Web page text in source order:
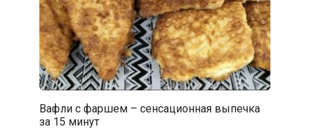
Вафли с фаршем – сенсационная выпечка
за 15 минут